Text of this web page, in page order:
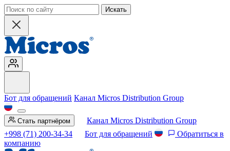
Искать
Бот для обращений Канал Micros Distribution Group
Стать партнёром
Канал Micros Distribution Group
+998 (71) 200-34-34
Бот для обращений
Обратиться в
компанию